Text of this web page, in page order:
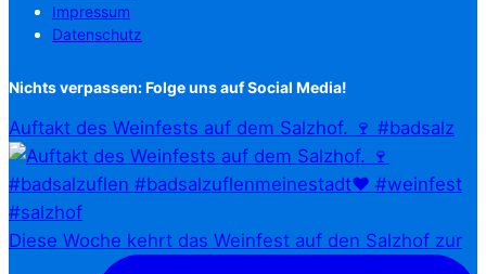
Impressum
Datenschutz
Nichts verpassen: Folge uns auf Social Media!
Auftakt des Weinfests auf dem Salzhof. 🍷 #badsalz
Diese Woche kehrt das Weinfest auf den Salzhof zur